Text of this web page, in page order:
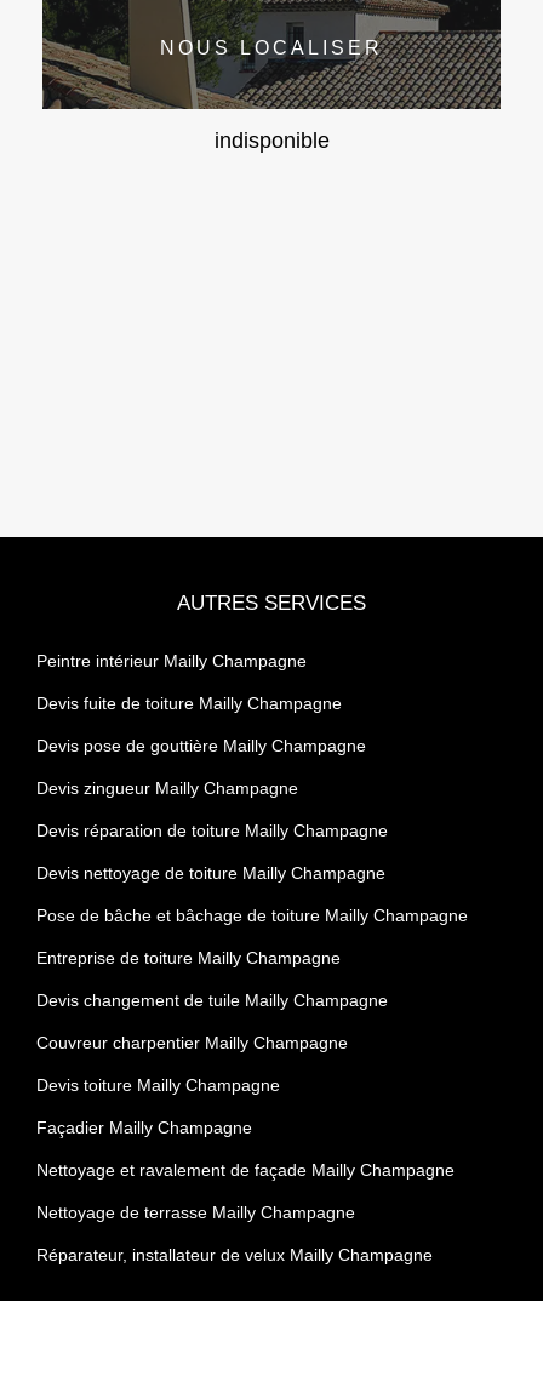
NOUS LOCALISER
indisponible
AUTRES SERVICES
Peintre intérieur Mailly Champagne
Devis fuite de toiture Mailly Champagne
Devis pose de gouttière Mailly Champagne
Devis zingueur Mailly Champagne
Devis réparation de toiture Mailly Champagne
Devis nettoyage de toiture Mailly Champagne
Pose de bâche et bâchage de toiture Mailly Champagne
Entreprise de toiture Mailly Champagne
Devis changement de tuile Mailly Champagne
Couvreur charpentier Mailly Champagne
Devis toiture Mailly Champagne
Façadier Mailly Champagne
Nettoyage et ravalement de façade Mailly Champagne
Nettoyage de terrasse Mailly Champagne
Réparateur, installateur de velux Mailly Champagne